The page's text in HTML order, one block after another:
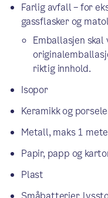
Farlig avfall – for
gassflasker og
Emballasjen
riktig innhold.
Isopor
Keramikk og
Metall, maks 1
Papir, papp og
Plast